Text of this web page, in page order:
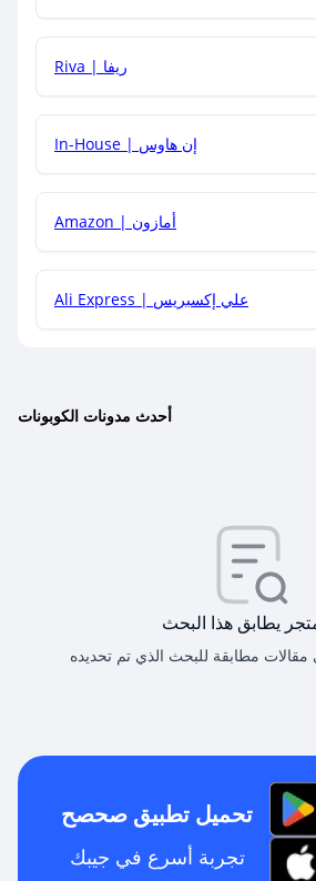
جمع كود خصم مع العروض الأخرى؟
Riva | ريفا
In-House | إن هاوس
Amazon | أمازون
Ali Express | علي إكسبريس
أحدث مدونات الكوبونات
يطابق هذا البحث
تحميل تطبيق صحصح
تجربة أسرع في جيبك